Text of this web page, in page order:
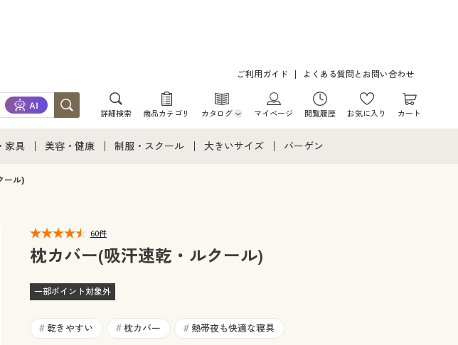
ご利用ガイド よくある質問とお問い合わせ
詳細検索 商品カテゴリ カタログ
カタログ・チラシからのご注文
マイページ 閲覧履歴 お気に入り カート
家具
具通販すべて
ァブリック
美容・健康 制服・スクール
ジュニア・ティーンズ下着
大きいサイズ
大きいサイズ レディース下着
大きいサイズ 事務・制服
バーゲン
ール)
60件
枕カバー(吸汗速乾・ルクール)
一部ポイント対象外
# 乾きやすい # 枕カバー # 熱帯夜も快適な寝具